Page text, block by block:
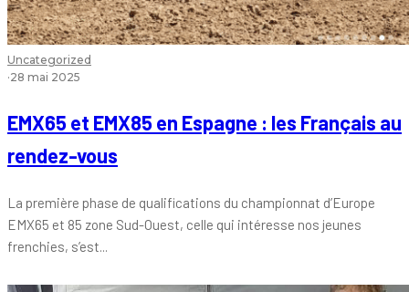
Uncategorized
·28 mai 2025
EMX65 et EMX85 en Espagne : les Français au
rendez-vous
La première phase de qualifications du championnat d’Europe
EMX65 et 85 zone Sud-Ouest, celle qui intéresse nos jeunes
frenchies, s’est...